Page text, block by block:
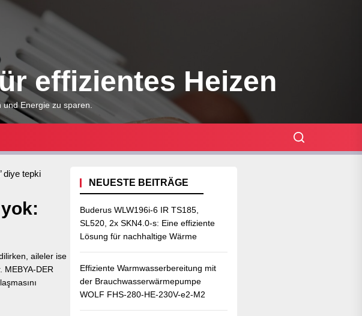
effizientes Heizen
Energie zu sparen.
diye tepki
aileler ise
MEBYA-DER
NEUESTE BEITRÄGE
Buderus WLW196i-6 IR TS185,
SL520, 2x SKN4.0-s: Eine effiziente
Lösung für nachhaltige Wärme
Effiziente Warmwasserbereitung mit
der Brauchwasserwärmepumpe
WOLF FHS-280-HE-230V-e2-M2